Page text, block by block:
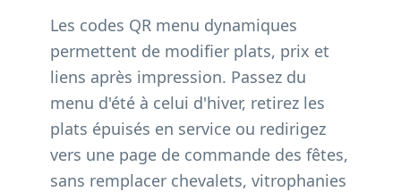
Les codes QR menu dynamiques
permettent de modifier plats, prix et
liens après impression. Passez du
menu d'été à celui d'hiver, retirez les
plats épuisés en service ou redirigez
vers une page de commande des fêtes,
sans remplacer chevalets, vitrophanies